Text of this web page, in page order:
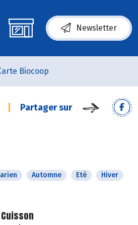
Newsletter
Biocoop
Partager sur
Automne Eté
Hiver
Cuisson